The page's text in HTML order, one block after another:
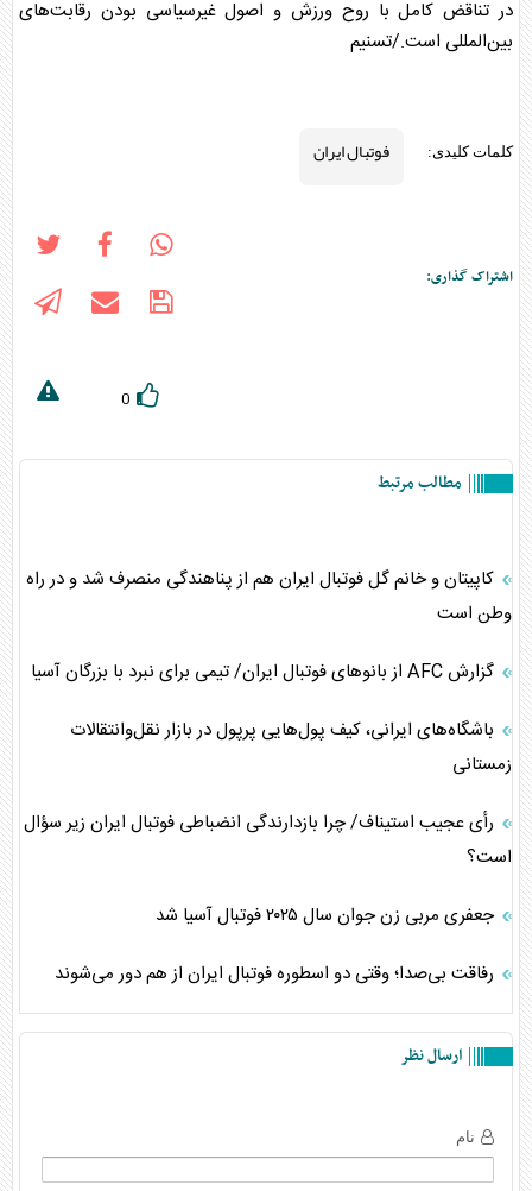
در تناقض کامل با روح ورزش و اصول غیرسیاسی بودن رقابت‌های
بین‌المللی است./تسنیم
کلمات کلیدی: فوتبال ایران
اشتراک گذاری:
0
مطالب مرتبط
کاپیتان و خانم گل فوتبال ایران هم از پناهندگی منصرف شد و در راه
وطن است
گزارش AFC از بانوهای فوتبال ایران/ تیمی برای نبرد با بزرگان آسیا
باشگاه‌های ایرانی، کیف پول‌هایی پرپول در بازار نقل‌وانتقالات
زمستانی
رأی عجیب استیناف/ چرا بازدارندگی انضباطی فوتبال ایران زیر سؤال
است؟
جعفری مربی زن جوان سال ۲۰۲۵ فوتبال آسیا شد
رفاقت بی‌صدا؛ وقتی دو اسطوره فوتبال ایران از هم دور می‌شوند
ارسال نظر
نام